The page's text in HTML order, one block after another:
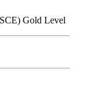
Gold Level